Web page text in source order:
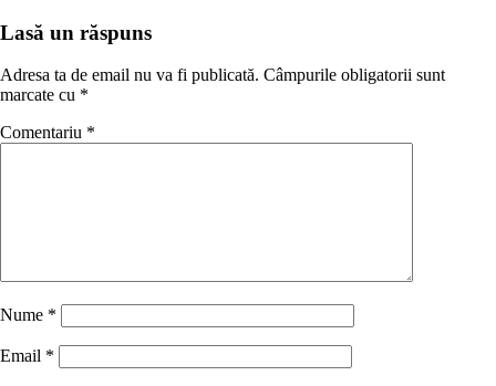
Lasă un răspuns
Adresa ta de email nu va fi publicată. Câmpurile obligatorii sunt
marcate cu *
Comentariu *
Nume *
Email *